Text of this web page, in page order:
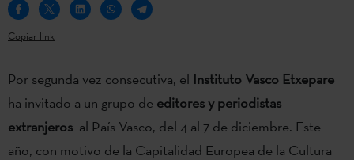
Copiar link
Por segunda vez consecutiva, el Instituto Vasco Etxepare
ha invitado a un grupo de editores y periodistas
extranjeros al País Vasco, del 4 al 7 de diciembre. Este
año, con motivo de la Capitalidad Europea de la Cultura